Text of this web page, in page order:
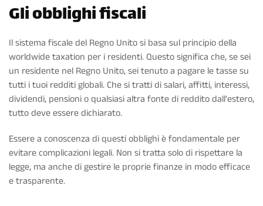
Gli obblighi fiscali
Il sistema fiscale del Regno Unito si basa sul principio della
worldwide taxation per i residenti. Questo significa che, se sei
un residente nel Regno Unito, sei tenuto a pagare le tasse su
tutti i tuoi redditi globali. Che si tratti di salari, affitti, interessi,
dividendi, pensioni o qualsiasi altra fonte di reddito dall'estero,
tutto deve essere dichiarato.
Essere a conoscenza di questi obblighi è fondamentale per
evitare complicazioni legali. Non si tratta solo di rispettare la
legge, ma anche di gestire le proprie finanze in modo efficace
e trasparente.